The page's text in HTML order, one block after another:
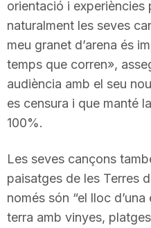
o
n
a
orientació i experiències
naturalment les seves
meu granet d’arena és
temps que corren»,
audiència amb el seu
es censura i que manté
100%.
Les seves cançons
paisatges de les Terres
només són “el lloc
terra amb vinyes,